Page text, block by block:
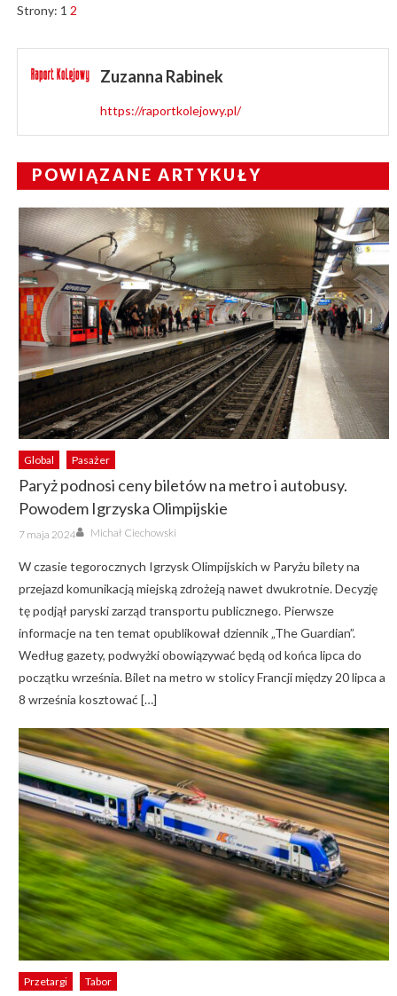
Strony: 1 2
Zuzanna Rabinek
https://raportkolejowy.pl/
POWIĄZANE ARTYKUŁY
Global Pasażer
Paryż podnosi ceny biletów na metro i autobusy.
Powodem Igrzyska Olimpijskie
Posted
on
7 maja 2024 Author
Michał Ciechowski
W czasie tegorocznych Igrzysk Olimpijskich w Paryżu bilety na
przejazd komunikacją miejską zdrożeją nawet dwukrotnie. Decyzję
tę podjął paryski zarząd transportu publicznego. Pierwsze
informacje na ten temat opublikował dziennik „The Guardian”.
Według gazety, podwyżki obowiązywać będą od końca lipca do
początku września. Bilet na metro w stolicy Francji między 20 lipca a
8 września kosztować […]
Przetargi Tabor